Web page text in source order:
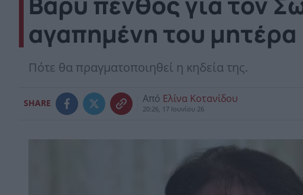
αγαπημένη του μητέρα
Πότε θα πραγματοποιηθεί η κηδεία της.
SHARE Από Ελίνα Κοτανίδου
20:26, 17 Ιουνίου 26